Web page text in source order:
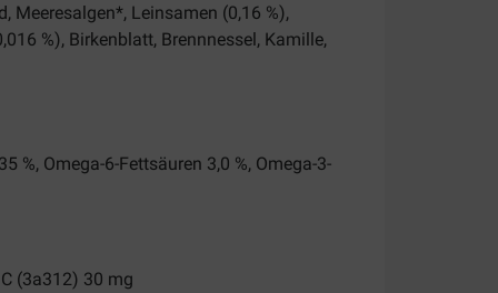
Meeresalgen*, Leinsamen (0,16 %),
%), Birkenblatt, Brennnessel, Kamille,
%, Omega-6-Fettsäuren 3,0 %, Omega-3-
(3a312) 30 mg